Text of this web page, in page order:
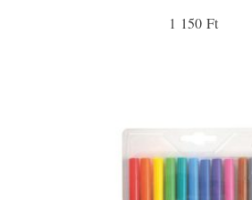
1 150 Ft